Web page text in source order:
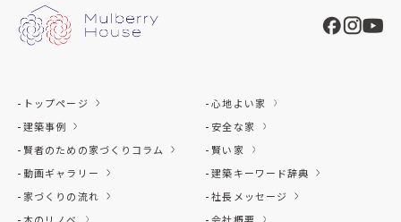
トップページ
建築事例
賢者のための家づくりコラム
動画ギャラリー
家づくりの流れ
木のリノベ
心地よい家
安全な家
賢い家
建築キーワード辞典
社長メッセージ
会社概要